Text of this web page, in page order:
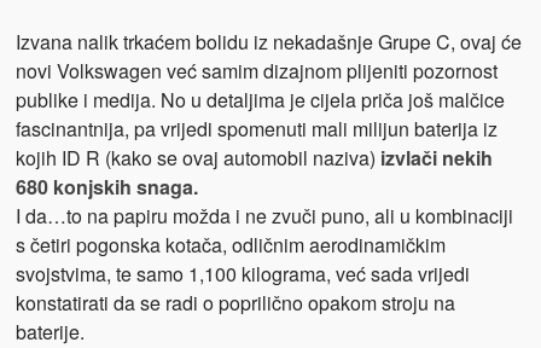
Izvana nalik trkaćem bolidu iz nekadašnje Grupe C, ovaj će
novi Volkswagen već samim dizajnom plijeniti pozornost
publike i medija. No u detaljima je cijela priča još malčice
fascinantnija, pa vrijedi spomenuti mali milijun baterija iz
kojih ID R (kako se ovaj automobil naziva) izvlači nekih
680 konjskih snaga.
I da…to na papiru možda i ne zvuči puno, ali u kombinaciji
s četiri pogonska kotača, odličnim aerodinamičkim
svojstvima, te samo 1,100 kilograma, već sada vrijedi
konstatirati da se radi o poprilično opakom stroju na
baterije.